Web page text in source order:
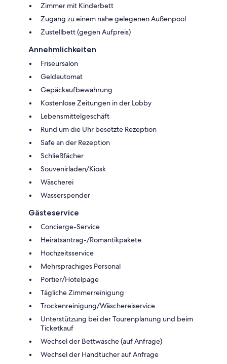
Zimmer mit Kinderbett
Zugang zu einem nahe gelegenen Außenpool
Zustellbett (gegen Aufpreis)
Annehmlichkeiten
Friseursalon
Geldautomat
Gepäckaufbewahrung
Kostenlose Zeitungen in der Lobby
Lebensmittelgeschäft
Rund um die Uhr besetzte Rezeption
Safe an der Rezeption
Schließfächer
Souvenirladen/Kiosk
Wäscherei
Wasserspender
Gästeservice
Concierge-Service
Heiratsantrag-/Romantikpakete
Hochzeitsservice
Mehrsprachiges Personal
Portier/Hotelpage
Tägliche Zimmerreinigung
Trockenreinigung/Wäschereiservice
Unterstützung bei der Tourenplanung und beim
Ticketkauf
Wechsel der Bettwäsche (auf Anfrage)
Wechsel der Handtücher auf Anfrage